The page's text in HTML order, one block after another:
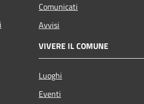
Comunicati
Avvisi
VIVERE IL COMUNE
Luoghi
Eventi